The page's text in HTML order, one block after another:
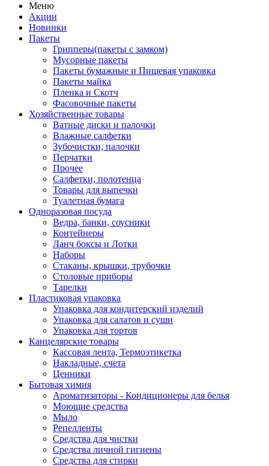
Меню
Акции
Новинки
Пакеты
Грипперы(пакеты с замком)
Мусорные пакеты
Пакеты бумажные и Пищевая упаковка
Пакеты майка
Пленка и Скотч
Фасовочные пакеты
Хозяйственные товары
Ватные диски и палочки
Влажные салфетки
Зубочистки, палочки
Перчатки
Прочее
Салфетки, полотенца
Товары для выпечки
Туалетная бумага
Одноразовая посуда
Ведра, банки, соусники
Контейнеры
Ланч боксы и Лотки
Наборы
Стаканы, крышки, трубочки
Столовые приборы
Тарелки
Пластиковая упаковка
Упаковка для кондитерский изделий
Упаковка для салатов и суши
Упаковка для тортов
Канцелярские товары
Кассовая лента, Термоэтикетка
Накладные, счета
Ценники
Бытовая химия
Ароматизаторы - Кондиционеры для белья
Моющие средства
Мыло
Репелленты
Средства для чистки
Средства личной гигиены
Средства для стирки